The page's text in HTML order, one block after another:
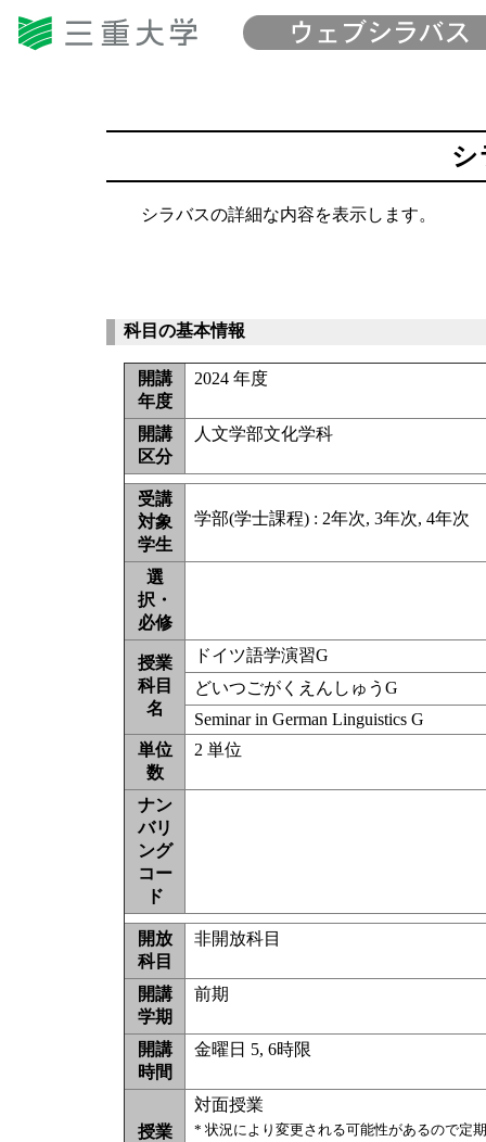
シ
シラバスの詳細な内容を表示します。
科目の基本情報
開講
年度
2024 年度
開講
区分
人文学部文化学科
受講
対象
学生
学部(学士課程) : 2年次, 3年次, 4年次
選
択・
必修
授業
科目
名
ドイツ語学演習G
どいつごがくえんしゅうG
Seminar in German Linguistics G
単位
数
2 単位
ナン
バリ
ング
コー
ド
開放
科目
非開放科目
開講
学期
前期
開講
時間
金曜日 5, 6時限
授業
対面授業
* 状況により変更される可能性があるので定